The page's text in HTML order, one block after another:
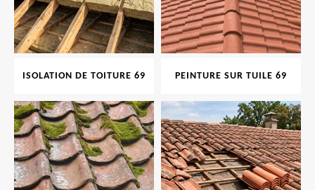
ISOLATION DE TOITURE 69 PEINTURE SUR TUILE 69